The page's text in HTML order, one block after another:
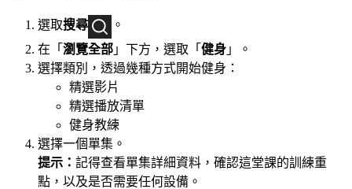
選取搜尋
。
在「 瀏覽全部 」下方，選取「 健身 」。
選擇類別，透過幾種方式開始健身：
精選影片
精選播放清單
健身教練
選擇一個單集。
提示： 記得查看單集詳細資料，確認這堂課的訓練重
點，以及是否需要任何設備。